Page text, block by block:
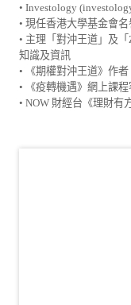
• Investology
• 現任香港大學基金會名
• 主理「對沖王道」及
知識及資訊
• 《期權對沖王道》作者
• 《疫轉機遇》網上課
• NOW 財經台《理財有